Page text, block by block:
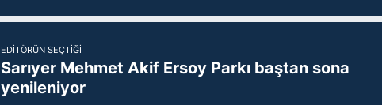
EDITÖRÜN SEÇTIĞI
Sarıyer Mehmet Akif Ersoy Parkı baştan sona
yenileniyor